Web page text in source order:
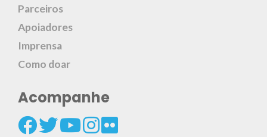
Parceiros
Apoiadores
Imprensa
Como doar
Acompanhe